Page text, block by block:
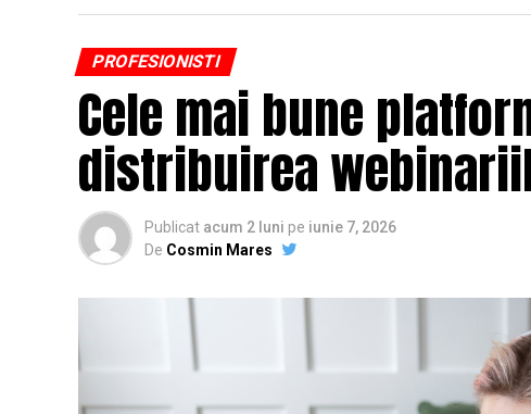
PROFESIONISTI
Cele mai bune
distribuirea
Publicat acum 2 luni pe iunie 7, 2026
De Cosmin Mares